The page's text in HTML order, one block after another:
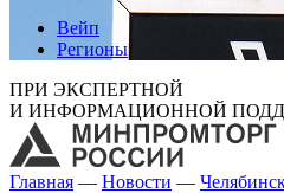
Вейп
Регионы
ПРИ ЭКСПЕРТНОЙ
И ИНФОРМАЦИОННОЙ
Главная — Новости —